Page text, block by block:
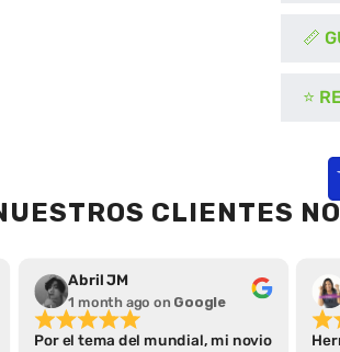
📏
⭐
CLIENTES
Abril JM
1 month ago on Google
Por el tema del mundial, mi novio